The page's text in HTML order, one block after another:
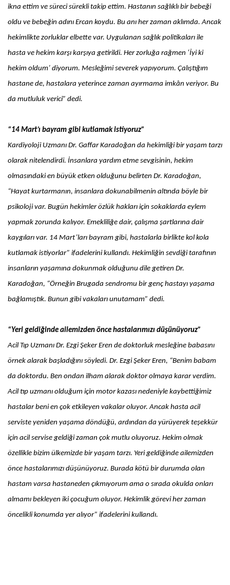
ikna ettim ve süreci sürekli takip ettim. Hastanın sağlıklı bir bebeği
oldu ve bebeğin adını Ercan koydu. Bu anı her zaman aklımda. Ancak
hekimlikte zorluklar elbette var. Uygulanan sağlık politikaları ile
hasta ve hekim karşı karşıya getirildi. Her zorluğa rağmen ‘İyi ki
hekim oldum’ diyorum. Mesleğimi severek yapıyorum. Çalıştığım
hastane de, hastalara yeterince zaman ayırmama imkân veriyor. Bu
da mutluluk verici” dedi.
“14 Mart’ı bayram gibi kutlamak istiyoruz”
Kardiyoloji Uzmanı Dr. Gaffar Karadoğan da hekimliği bir yaşam tarzı
olarak nitelendirdi. İnsanlara yardım etme sevgisinin, hekim
olmasındaki en büyük etken olduğunu belirten Dr. Karadoğan,
“Hayat kurtarmanın, insanlara dokunabilmenin altında böyle bir
psikoloji var. Bugün hekimler özlük hakları için sokaklarda eylem
yapmak zorunda kalıyor. Emekliliğe dair, çalışma şartlarına dair
kaygıları var. 14 Mart’ları bayram gibi, hastalarla birlikte kol kola
kutlamak istiyorlar” ifadelerini kullandı. Hekimliğin sevdiği tarafının
insanların yaşamına dokunmak olduğunu dile getiren Dr.
Karadoğan, “Örneğin Brugada sendromu bir genç hastayı yaşama
bağlamıştık. Bunun gibi vakaları unutamam” dedi.
“Yeri geldiğinde ailemizden önce hastalarımızı düşünüyoruz”
Acil Tıp Uzmanı Dr. Ezgi Şeker Eren de doktorluk mesleğine babasını
örnek alarak başladığını söyledi. Dr. Ezgi Şeker Eren, “Benim babam
da doktordu. Ben ondan ilham alarak doktor olmaya karar verdim.
Acil tıp uzmanı olduğum için motor kazası nedeniyle kaybettiğimiz
hastalar beni en çok etkileyen vakalar oluyor. Ancak hasta acil
serviste yeniden yaşama döndüğü, ardından da yürüyerek teşekkür
için acil servise geldiği zaman çok mutlu oluyoruz. Hekim olmak
özellikle bizim ülkemizde bir yaşam tarzı. Yeri geldiğinde ailemizden
önce hastalarımızı düşünüyoruz. Burada kötü bir durumda olan
hastam varsa hastaneden çıkmıyorum ama o sırada okulda onları
almamı bekleyen iki çocuğum oluyor. Hekimlik görevi her zaman
öncelikli konumda yer alıyor” ifadelerini kullandı.